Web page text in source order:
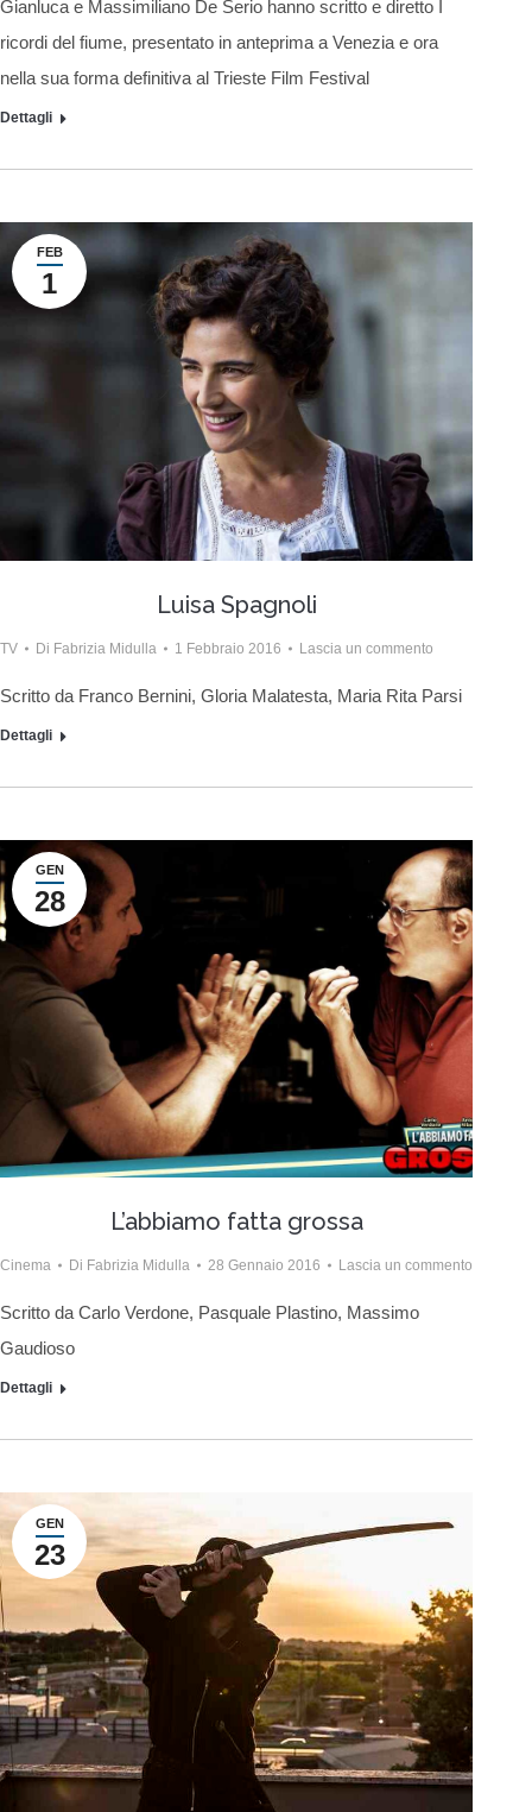
Gianluca e Massimiliano De Serio hanno scritto e diretto I
ricordi del fiume, presentato in anteprima a Venezia e ora
nella sua forma definitiva al Trieste Film Festival
Dettagli
FEB
1
Luisa Spagnoli
TV Di Fabrizia Midulla 1 Febbraio 2016 Lascia un commento
Scritto da Franco Bernini, Gloria Malatesta, Maria Rita Parsi
Dettagli
GEN
28
L’abbiamo fatta grossa
Cinema Di Fabrizia Midulla 28 Gennaio 2016 Lascia un commento
Scritto da Carlo Verdone, Pasquale Plastino, Massimo
Gaudioso
Dettagli
GEN
23